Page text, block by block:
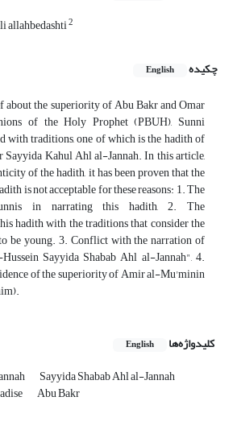
allahbedashti2
چکیده
English
about the superiority of Abu Bakr and Omar
of the Holy Prophet (PBUH), Sunni
with traditions, one of which is the hadith of
Sayyida Kahul Ahl al-Jannah. In this article,
of the hadith, it has been proven that the
is not acceptable for these reasons: 1. The
in narrating this hadith, 2. The
hadith with the traditions that consider the
be young. 3. Conflict with the narration of
Sayyida Shabab Ahl al-Jannah", 4.
of the superiority of Amir al-Mu'minin
کلیدواژه‌ها English
Sayyida Shabab Ahl al-Jannah
Abu Bakr